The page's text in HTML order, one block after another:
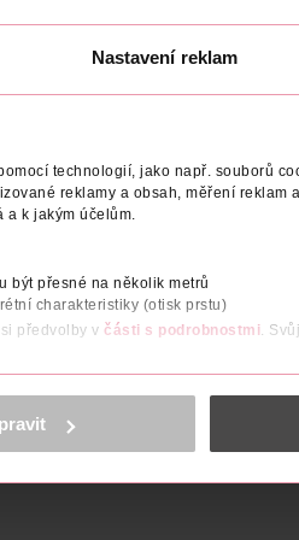
Nastavení reklam
technologií, jako např. souborů
reklamy a obsah, měření reklam
k jakým účelům.
být přesné na několik metrů
charakteristiky (otisk prstu)
předvolby v části s podrobnostmi .
analýze návštěvnosti, které
vaše zdraví. Vitamín D3, který
pak tvoří dokonalý pár pro